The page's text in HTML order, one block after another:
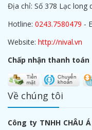
Địa chỉ: Số 378 Lạc long
Hotline: 0243.7580479 -
Website: http://nival.vn
Chấp nhận thanh toán
Về chúng tôi
Công ty TNHH CHÂU